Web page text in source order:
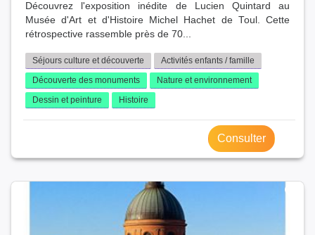
Découvrez l'exposition inédite de Lucien Quintard au
Musée d'Art et d'Histoire Michel Hachet de Toul. Cette
rétrospective rassemble près de 70...
Séjours culture et découverte
Activités enfants / famille
Découverte des monuments
Nature et environnement
Dessin et peinture
Histoire
Consulter